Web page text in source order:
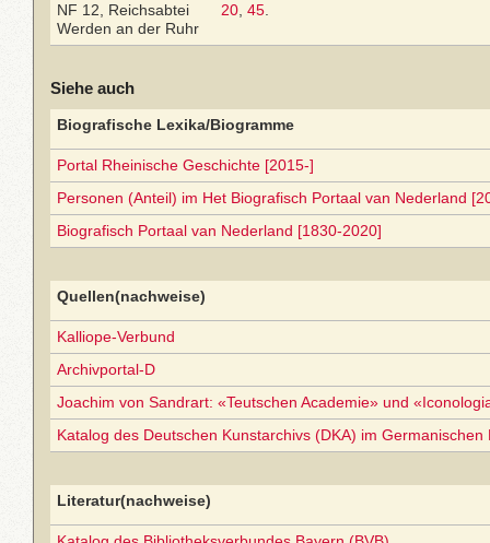
NF 12, Reichsabtei
Werden an der Ruhr
20 45
Siehe auch
Biografische Lexika/Biogramme
Portal Rheinische Geschichte [2015-]
Personen (Anteil) im Het Biografisch Portaal van Nederland
Biografisch Portaal van Nederland [1830-2020]
Quellen(nachweise)
Kalliope-Verbund
Archivportal-D
Joachim von Sandrart: «Teutschen Academie» und
Katalog des Deutschen Kunstarchivs (DKA) im Germanischen
Literatur(nachweise)